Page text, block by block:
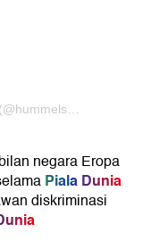
negara Eropa
Piala Dunia
diskriminasi